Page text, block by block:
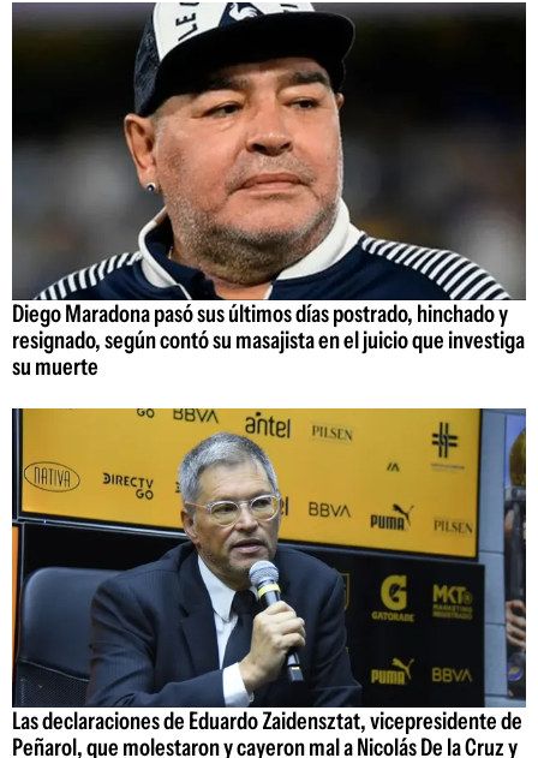
Diego Maradona pasó sus últimos días postrado, hinchado y
resignado, según contó su masajista en el juicio que investiga
su muerte
Las declaraciones de Eduardo Zaidensztat, vicepresidente de
Peñarol, que molestaron y cayeron mal a Nicolás De la Cruz y